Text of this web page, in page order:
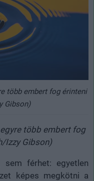
több embert fog érinteni
Gibson)
több embert fog
Izzy Gibson)
sem férhet: egyetlen
képes megkötni a